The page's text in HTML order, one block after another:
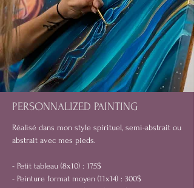
PERSONNALIZED PAINTING
Réalisé dans mon style spirituel, semi-abstrait ou
abstrait avec mes pieds.
- Petit tableau (8x10) : 175$
- Peinture format moyen (11x14) : 300$